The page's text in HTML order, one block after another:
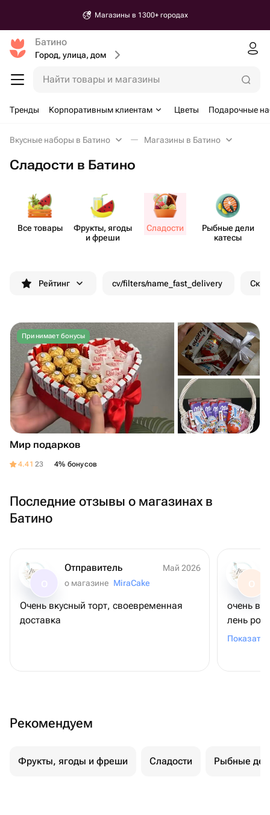
Магазины в 1300+ городах
Батино
Город, улица, дом
Найти товары и магазины
Тренды Корпоративным клиентам Цветы Подарочные
Вкусные наборы в Батино Магазины в Батино
Сладости в Батино
Все товары
Фрукты, ягоды
и фреши
Сладости
Рыбные дели​
катесы
Рейтинг cv/filters/name_fast_delivery
Принимает бонусы
Мир подарков
4.41 23 4% бонусов
Последние отзывы о магазинах в
Батино
Отправитель
Май 2026
о магазине MiraCake
Очень вкусный торт, своевременная
доставка
О
очень
лень
Показать
Рекомендуем
Фрукты, ягоды и фреши Сладости Рыбные